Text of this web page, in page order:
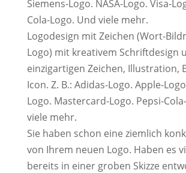
Siemens-Logo. NASA-Logo. Visa-
Cola-Logo. Und viele mehr.
Logodesign mit Zeichen (Wort-
Logo) mit kreativem Schriftdesign
einzigartigen Zeichen, Illustration,
Icon. Z. B.: Adidas-Logo. Apple-
Logo. Mastercard-Logo. Pepsi-
viele mehr.
Sie haben schon eine ziemlich
von Ihrem neuen Logo. Haben es
bereits in einer groben Skizze